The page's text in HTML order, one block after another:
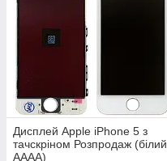
Дисплей Apple iPhone 5 з
тачскріном Розпродаж (білий
AAAA)